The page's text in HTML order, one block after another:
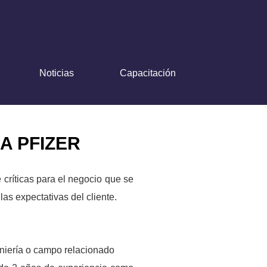
Noticias Capacitación
PFIZER
para el negocio que se
expectativas del cliente.
o campo relacionado